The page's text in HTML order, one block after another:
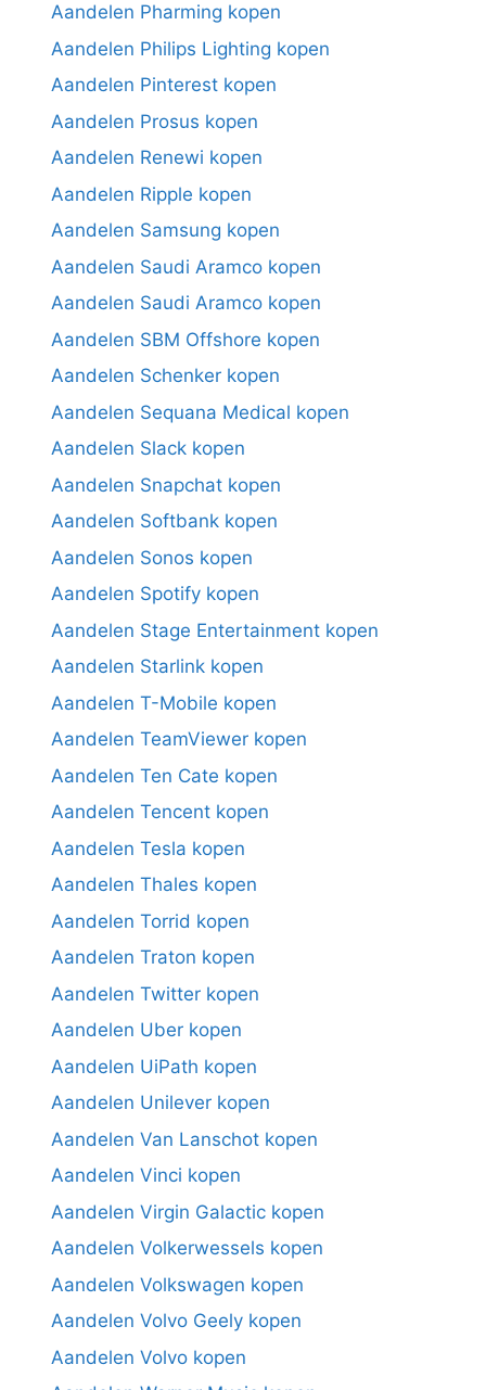
Aandelen Pharming kopen
Aandelen Philips Lighting kopen
Aandelen Pinterest kopen
Aandelen Prosus kopen
Aandelen Renewi kopen
Aandelen Ripple kopen
Aandelen Samsung kopen
Aandelen Saudi Aramco kopen
Aandelen Saudi Aramco kopen
Aandelen SBM Offshore kopen
Aandelen Schenker kopen
Aandelen Sequana Medical kopen
Aandelen Slack kopen
Aandelen Snapchat kopen
Aandelen Softbank kopen
Aandelen Sonos kopen
Aandelen Spotify kopen
Aandelen Stage Entertainment kopen
Aandelen Starlink kopen
Aandelen T-Mobile kopen
Aandelen TeamViewer kopen
Aandelen Ten Cate kopen
Aandelen Tencent kopen
Aandelen Tesla kopen
Aandelen Thales kopen
Aandelen Torrid kopen
Aandelen Traton kopen
Aandelen Twitter kopen
Aandelen Uber kopen
Aandelen UiPath kopen
Aandelen Unilever kopen
Aandelen Van Lanschot kopen
Aandelen Vinci kopen
Aandelen Virgin Galactic kopen
Aandelen Volkerwessels kopen
Aandelen Volkswagen kopen
Aandelen Volvo Geely kopen
Aandelen Volvo kopen